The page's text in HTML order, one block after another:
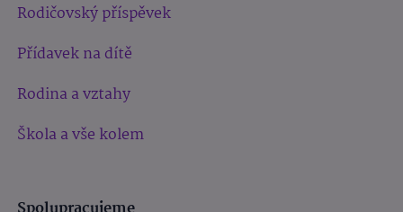
Rodičovský příspěvek
Přídavek na dítě
Rodina a vztahy
Škola a vše kolem